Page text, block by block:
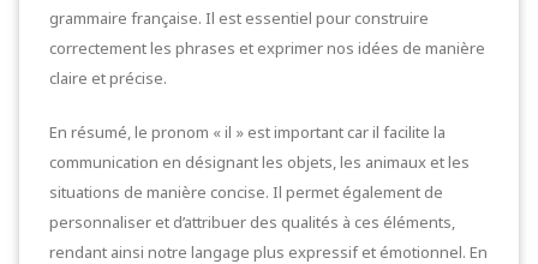
grammaire française. Il est essentiel pour construire
correctement les phrases et exprimer nos idées de manière
claire et précise.
En résumé, le pronom « il » est important car il facilite la
communication en désignant les objets, les animaux et les
situations de manière concise. Il permet également de
personnaliser et d’attribuer des qualités à ces éléments,
rendant ainsi notre langage plus expressif et émotionnel. En